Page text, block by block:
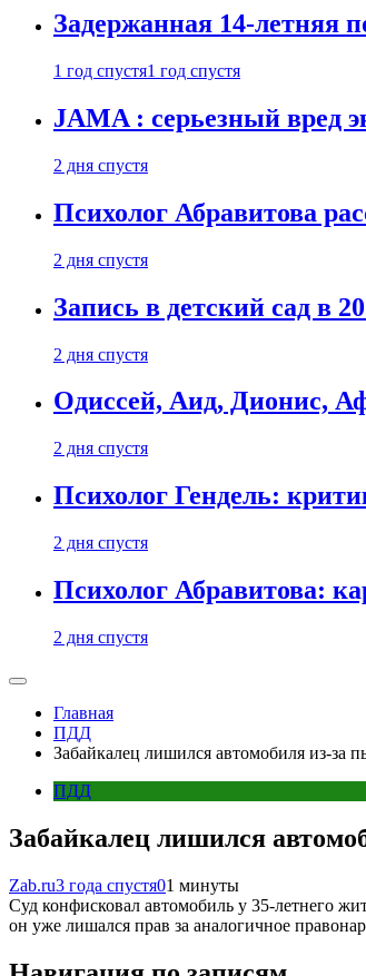
Задержанная 14-летняя
1 год спустя1 год спустя
JAMA : серьезный вред
2 дня спустя
Психолог Абравитова
2 дня спустя
Запись в детский сад в
2 дня спустя
Одиссей, Аид, Дионис,
2 дня спустя
Психолог Гендель:
2 дня спустя
Психолог Абравитова:
2 дня спустя
Главная
ПДД
Забайкалец лишился автомобиля из-за
ПДД
Забайкалец лишился
Zab.ru3 года спустя01 минуты
Суд конфисковал автомобиль у 35-летнего
он уже лишался прав за аналогичное